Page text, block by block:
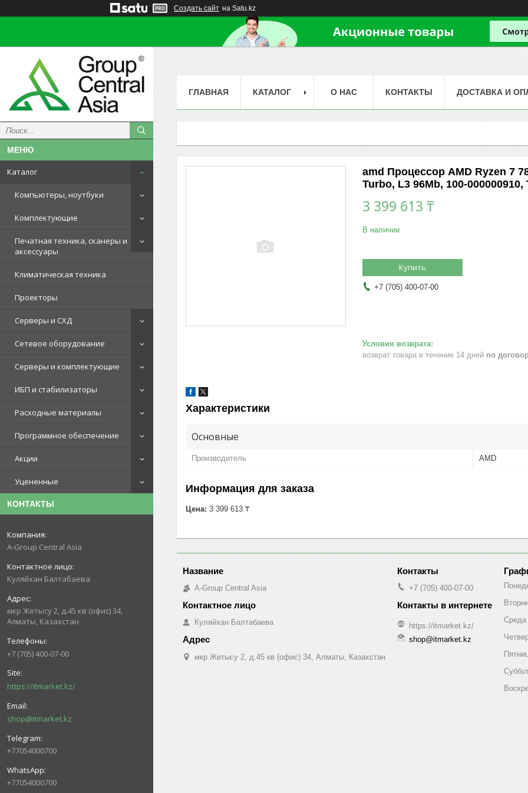
Создать сайт на Satu.kz
Каталог
Компьютеры, ноутбуки
Комплектующие
Печатная техника, сканеры и
аксессуары
Климатическая техника
Проекторы
Серверы и СХД
Сетевое оборудование
Серверы и комплектующие
ИБП и стабилизаторы
Расходные материалы
Программное обеспечение
Акции
Уцененные
КОНТАКТЫ
A-Group Central Asia
Куляйхан Балтабаева
мкр Жетысу 2, д.45 кв (офис) 34,
Алматы, Казахстан
+7 (705) 400-07-00
https://itmarket.kz/
shop@itmarket.kz
+77054000700
+77054000700
ГЛАВНАЯ КАТАЛОГ О НАС КОНТАКТЫ ДОСТАВКА И
amd Процессор AMD Ryzen 7
Turbo, L3 96Mb, 100-000000910,
3 399 613 ₸
В наличии
Купить
+7 (705) 400-07-00
возврат товара в течение 14 дней по
Характеристики
Основные
Производитель AMD
Информация для заказа
Цена: 3 399 613 ₸
A-Group Central Asia
Куляйхан Балтабаева
мкр Жетысу 2, д.45 кв (офис) 34, Алматы, Казахстан
+7 (705) 400-07-00
https://itmarket.kz/
shop@itmarket.kz
Среда